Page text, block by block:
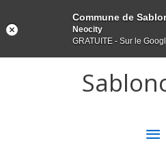
Commune de
Neocity
GRATUITE - Sur le